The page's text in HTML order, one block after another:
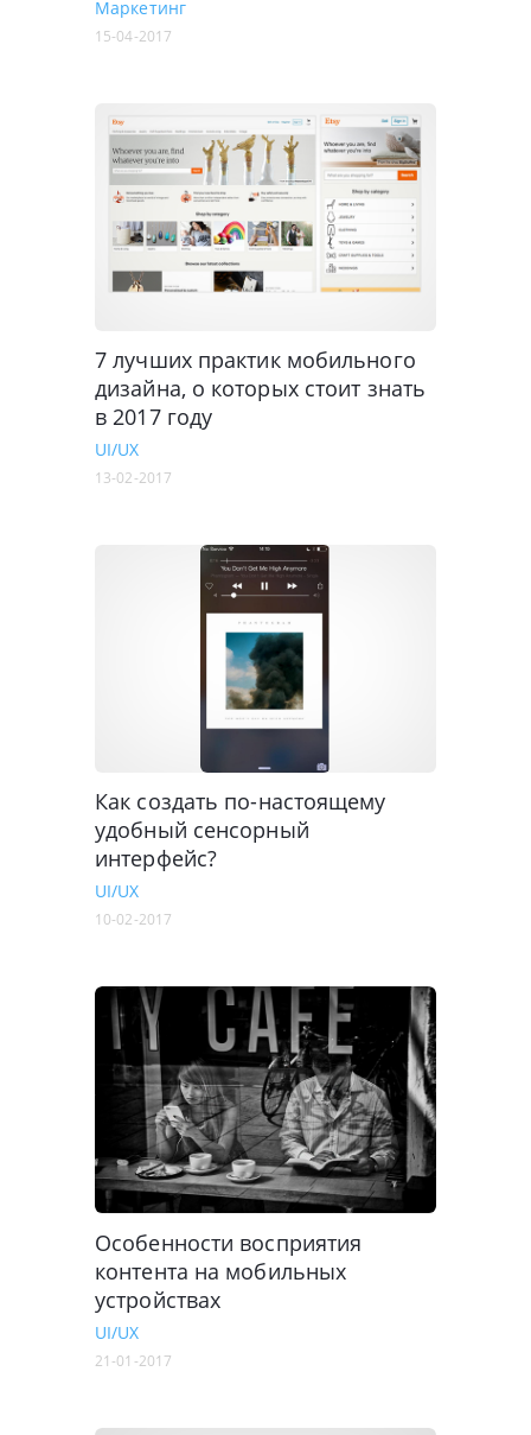
Маркетинг
15-04-2017
7 лучших практик мобильного
дизайна, о которых стоит знать
в 2017 году
UI/UX
13-02-2017
Как создать по-настоящему
удобный сенсорный
интерфейс?
UI/UX
10-02-2017
Особенности восприятия
контента на мобильных
устройствах
UI/UX
21-01-2017